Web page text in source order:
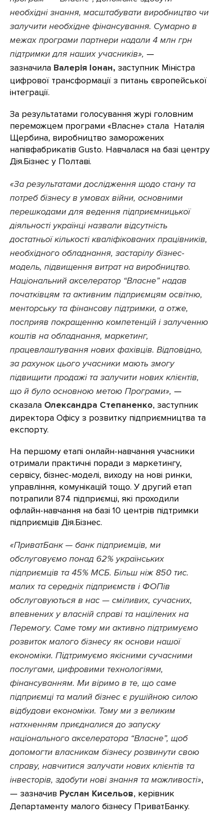
необхідні знання, масштабувати виробництво чи
залучити необхідне фінансування. Сумарно в
межах програми партнери надали 4 млн грн
підтримки для наших учасників», —
зазначила Валерія Іонан, заступник Міністра
цифрової трансформації з питань європейської
інтеграції.
За результатами голосування журі головним
переможцем програми «Власне» стала Наталія
Щербина, виробництво заморожених
напівфабрикатів Gusto. Навчалася на базі центру
Дія.Бізнес у Полтаві.
«За результатамидослідження щодо стану та
потреб бізнесу в умовах війни, основними
перешкодами для ведення підприємницької
діяльності українці назвали відсутність
достатньої кількості кваліфікованих працівників,
необхідного обладнання, застарілу бізнес-
модель, підвищення витрат на виробництво.
Національний акселератор “Власне” надав
початківцям та активним підприємцям освітню,
менторську та фінансову підтримки, а отже,
посприяв покращенню компетенцій і залученню
коштів на обладнання, маркетинг,
працевлаштування нових фахівців. Відповідно,
за рахунок цього учасники мають змогу
підвищити продажі та залучити нових клієнтів,
що й було основною метою Програми», —
сказала Олександра Степаненко, заступник
директора Офісу з розвитку підприємництва та
експорту.
На першому етапі онлайн-навчання учасники
отримали практичні поради з маркетингу,
сервісу, бізнес-моделі, виходу на нові ринки,
управління, комунікацій тощо. У другий етап
потрапили 874 підприємці, які проходили
офлайн-навчання на базі 10 центрів підтримки
підприємців Дія.Бізнес.
«ПриватБанк — банк підприємців, ми
обслуговуємо понад 62% українських
підприємців та 45% МСБ. Більш ніж 850 тис.
малих та середніх підприємств і ФОПів
обслуговуються в нас — сміливих, сучасних,
впевнених у власній справі та націлених на
Перемогу. Саме тому ми активно підтримуємо
розвиток малого бізнесу як основи нашої
економіки. Підтримуємо якісними сучасними
послугами, цифровими технологіями,
фінансуванням. Ми віримо в те, що саме
підприємці та малий бізнес є рушійною силою
відбудови економіки. Тому ми з великим
натхненням приєдналися до запуску
національного акселератора “Власне”, щоб
допомогти власникам бізнесу розвинути свою
справу, навчитися залучати нових клієнтів та
інвесторів, здобути нові знання та можливості»,
— зазначив Руслан Кисельов, керівник
Департаменту малого бізнесу ПриватБанку.